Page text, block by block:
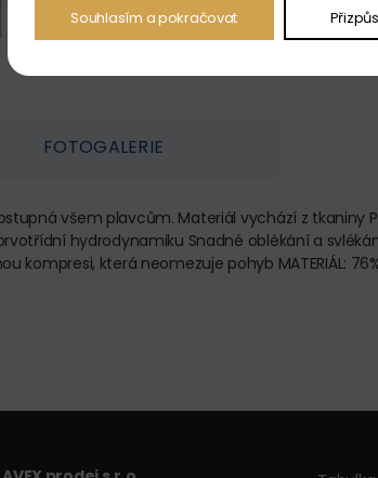
FOTOGALERIE
všem plavcům. Materiál vychází z
hydrodynamiku Snadné oblékání a
která neomezuje pohyb MATERIÁL:
Souhlasím a pokračovat